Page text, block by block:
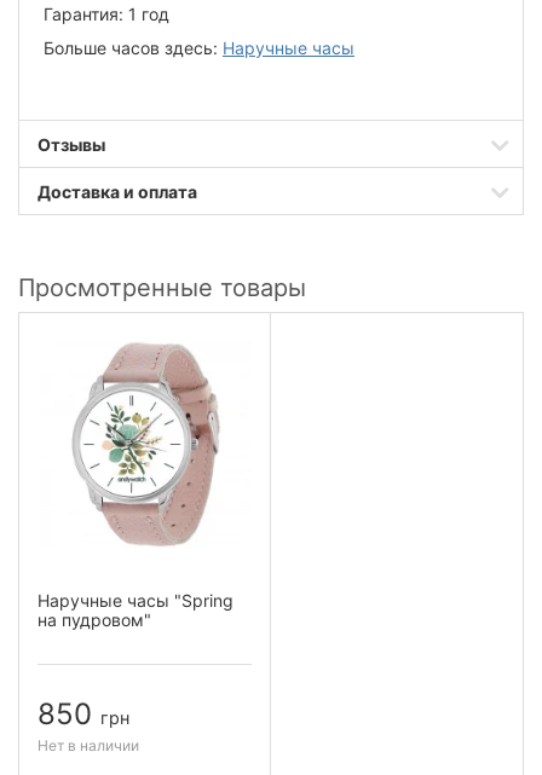
Гарантия: 1 год
Больше часов здесь: Наручные часы
Отзывы
Доставка и оплата
Просмотренные товары
Наручные часы "Spring
на пудровом"
850 грн
Нет в наличии